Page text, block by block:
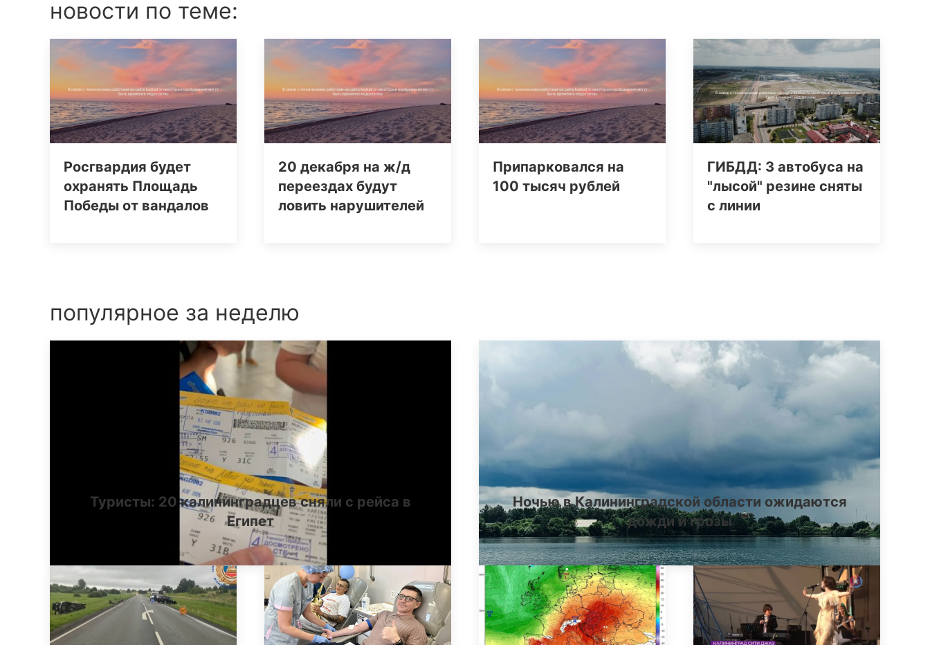
новости по теме:
Росгвардия будет
охранять Площадь
Победы от вандалов
20 декабря на ж/д
переездах будут
ловить нарушителей
Припарковался на
100 тысяч рублей
ГИБДД: 3 автобуса на
"лысой" резине сняты
с линии
популярное за неделю
Туристы: 20 калининградцев сняли с рейса в
Египет
Ночью в Калининградской области ожидаются
дожди и грозы